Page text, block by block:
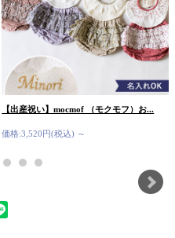
【出産祝い】mocmof （モクモフ）お...
価格:3,520円(税込) ～